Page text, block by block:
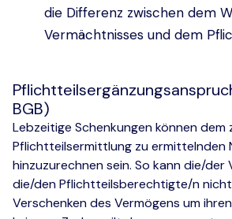
die Differenz zwischen dem
Vermächtnisses und dem
BGB)
Lebzeitige Schenkungen können dem
Pflichtteilsermittlung zu ermittelnden
hinzuzurechnen sein. So kann die/der
die/den Pflichtteilsberechtigte/n
Verschenken des Vermögens um